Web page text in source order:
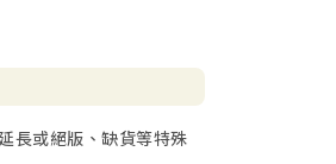
長或絕版、缺貨等特殊